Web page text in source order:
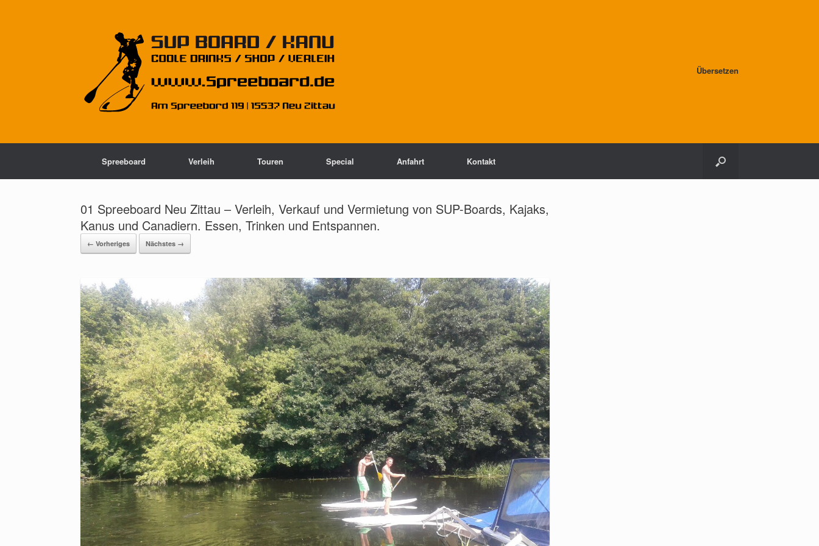
Übersetzen
Spreeboard Verleih Touren Special Anfahrt Kontakt
01 Spreeboard Neu Zittau – Verleih, Verkauf und Vermietung von SUP-Boards, Kajaks,
Kanus und Canadiern. Essen, Trinken und Entspannen.
← Vorheriges Nächstes →